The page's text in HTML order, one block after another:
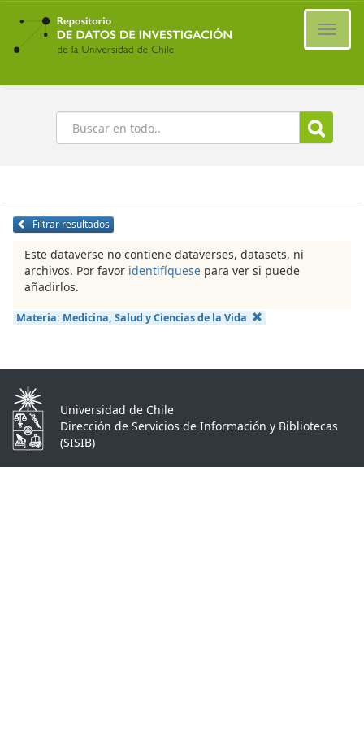
Ir
contenido
principal
Buscar
Filtrar resultados
Este dataverse no contiene dataverses, datasets, ni
archivos. Por favor identifíquese para ver si puede
añadirlos.
Materia: Medicina, Salud y Ciencias de la Vida
Universidad de Chile
Dirección de Servicios de Información y Bibliotecas
(SISIB)